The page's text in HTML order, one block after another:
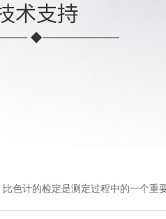
色计的检定是测定过程中的一个重